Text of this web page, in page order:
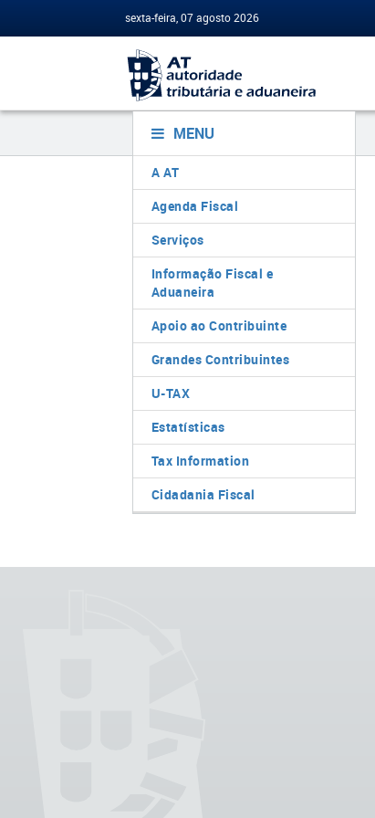
sexta-feira, 07 agosto 2026
MENU
A AT
Agenda Fiscal
Serviços
Informação Fiscal e
Aduaneira
Apoio ao Contribuinte
Grandes Contribuintes
U-TAX
Estatísticas
Tax Information
Cidadania Fiscal